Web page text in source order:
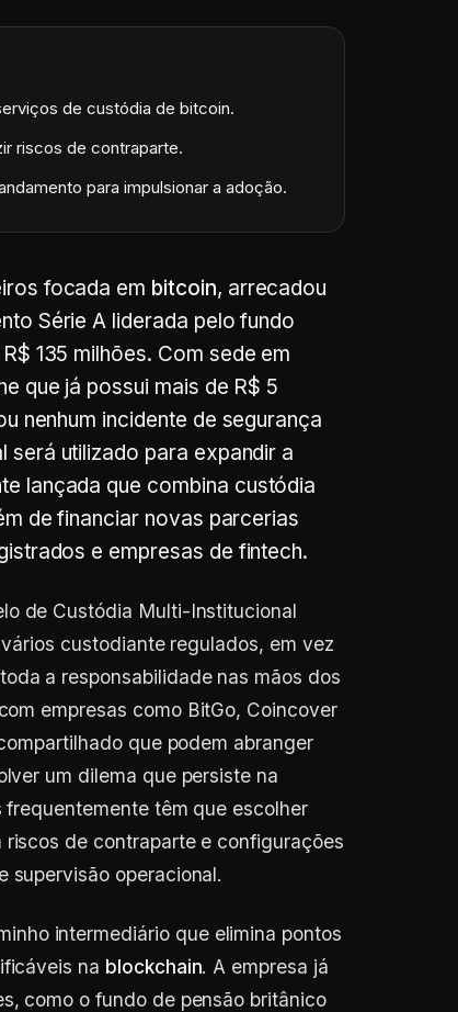
de custódia de bitcoin.
riscos de contraparte.
para impulsionar a adoção.
focada em bitcoin, arrecadou
Série A liderada pelo fundo
135 milhões. Com sede em
que já possui mais de R$ 5
nenhum incidente de segurança
será utilizado para expandir a
lançada que combina custódia
de financiar novas parcerias
e empresas de fintech.
de Custódia Multi-Institucional
custodiante regulados, em vez
a responsabilidade nas mãos dos
empresas como BitGo, Coincover
que podem abranger
um dilema que persiste na
têm que escolher
de contraparte e configurações
supervisão operacional.
intermediário que elimina pontos
na blockchain. A empresa já
como o fundo de pensão britânico